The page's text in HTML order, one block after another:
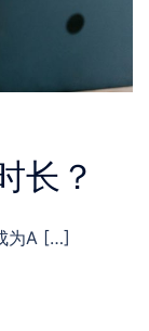
长？
为A […]